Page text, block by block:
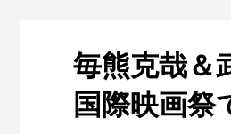
毎熊克哉＆
国際映画祭